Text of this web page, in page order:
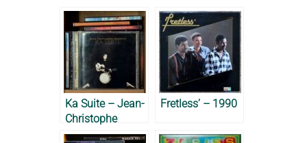
Ka Suite – Jean-
Christophe
Maillard, 2000
Fretless’ – 1990